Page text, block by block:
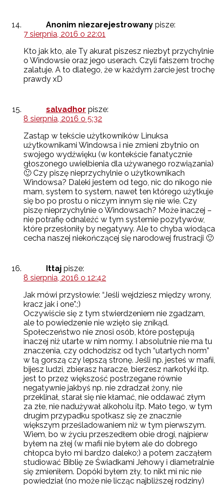
Anonim niezarejestrowany pisze:
7 sierpnia, 2016 o 22:01
Kto jak kto, ale Ty akurat piszesz niezbyt przychylnie
o Windowsie oraz jego userach. Czyli fałszem trochę
zalatuje. A to dlatego, że w każdym żarcie jest trochę
prawdy xD
salvadhor pisze:
8 sierpnia, 2016 o 5:32
Zastąp w tekście użytkowników Linuksa
użytkownikami Windowsa i nie zmieni zbytnio on
swojego wydźwięku (w kontekście fanatycznie
głoszonego uwielbienia dla używanego rozwiązania)
🙂 Czy piszę nieprzychylnie o użytkownikach
Windowsa? Daleki jestem od tego, nic do nikogo nie
mam, system to system, nawet ten którego użytkuje
się bo po prostu o niczym innym się nie wie. Czy
piszę nieprzychylnie o Windowsach? Może inaczej –
nie potrafię odnaleźć w tym systemie pozytywów,
które przesłoniły by negatywy. Ale to chyba wiodąca
cecha naszej niekończącej się narodowej frustracji 🙂
Ittaj pisze:
8 sierpnia, 2016 o 12:42
Jak mówi przysłowie: “Jeśli wejdziesz między wrony,
kracz jak i one”.;)
Oczywiście się z tym stwierdzeniem nie zgadzam,
ale to powiedzenie nie wzięło się znikąd.
Społeczeństwo nie znosi osób, które postępują
inaczej niż utarte w nim normy. I absolutnie nie ma tu
znaczenia, czy odchodzisz od tych “utartych norm”
w tą gorszą czy lepszą stronę. Jeśli np. jesteś w mafii,
bijesz ludzi, zbierasz haracze, bierzesz narkotyki itp.
jest to przez większość postrzegane równie
negatywnie jakbyś np. nie zdradzał żony, nie
przeklinał, starał się nie kłamać, nie oddawać złym
za złe, nie nadużywał alkoholu itp. Mało tego, w tym
drugim przypadku spotkasz się ze znacznie
większym prześladowaniem niż w tym pierwszym.
Wiem, bo w życiu przeszedłem obie drogi, najpierw
byłem na złej (w mafii nie byłem ale do dobrego
chłopca było mi bardzo daleko;) a potem zacząłem
studiować Biblię ze Świadkami Jehowy i diametralnie
się zmieniłem. Dopóki byłem zły, to nikt mi nic nie
powiedział (no może nie licząc najbliższej rodziny)